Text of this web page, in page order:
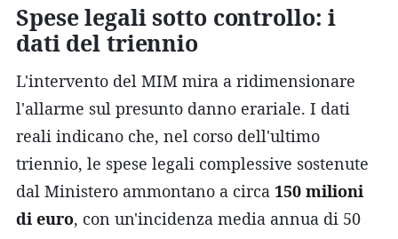
Spese legali sotto controllo: i
dati del triennio
L'intervento del MIM mira a ridimensionare
l'allarme sul presunto danno erariale. I dati
reali indicano che, nel corso dell'ultimo
triennio, le spese legali complessive sostenute
dal Ministero ammontano a circa 150 milioni
di euro, con un'incidenza media annua di 50